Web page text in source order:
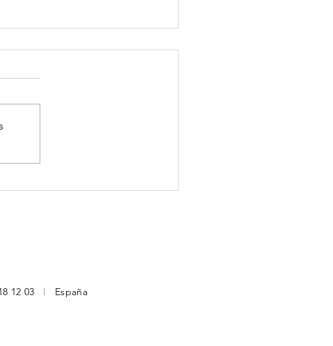
Antivirales,
12 03 I España